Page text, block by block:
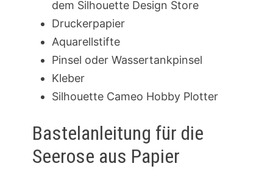
dem Silhouette Design Store
Druckerpapier
Aquarellstifte
Pinsel oder Wassertankpinsel
Kleber
Silhouette Cameo Hobby Plotter
Bastelanleitung für die
Seerose aus Papier